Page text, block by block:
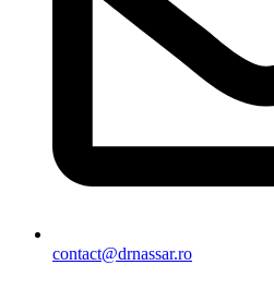
contact@drnassar.ro